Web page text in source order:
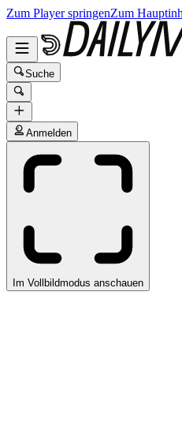
Zum Player springenZum
Suche
Anmelden
Im Vollbildmodus anschauen